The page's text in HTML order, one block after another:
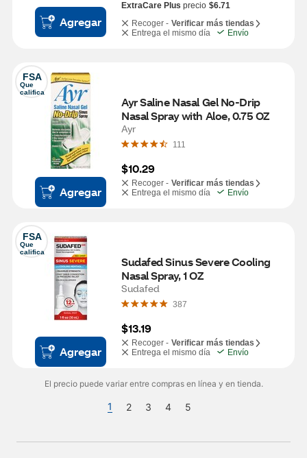
Agregar
ExtraCare Plus precio $6.71
Recoger - Verificar más tiendas
Entrega el mismo día
Envío
FSA
Que
califica
Agregar
Ayr Saline Nasal Gel No-Drip
Nasal Spray with Aloe, 0.75 OZ
Ayr
111
$10.29
Recoger - Verificar más tiendas
Entrega el mismo día
Envío
FSA
Que
califica
Agregar
Sudafed Sinus Severe Cooling
Nasal Spray, 1 OZ
Sudafed
387
$13.19
Recoger - Verificar más tiendas
Entrega el mismo día
Envío
El precio puede variar entre compras en línea y en tienda.
1 2 3 4 5